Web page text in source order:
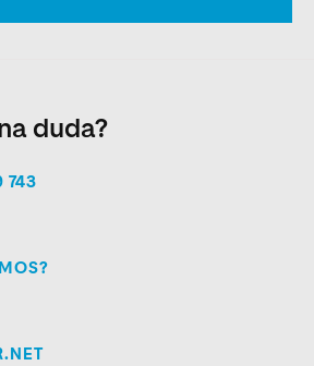
duda?
743